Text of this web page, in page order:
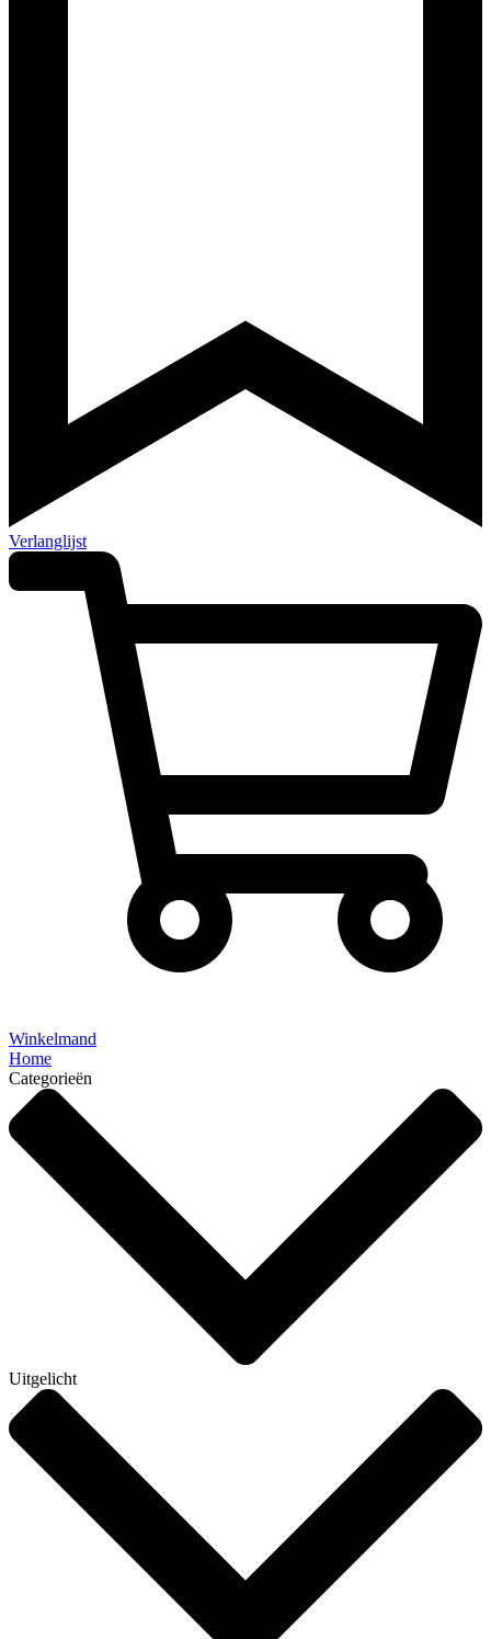
Verlanglijst
Winkelmand
Home
Categorieën
Uitgelicht